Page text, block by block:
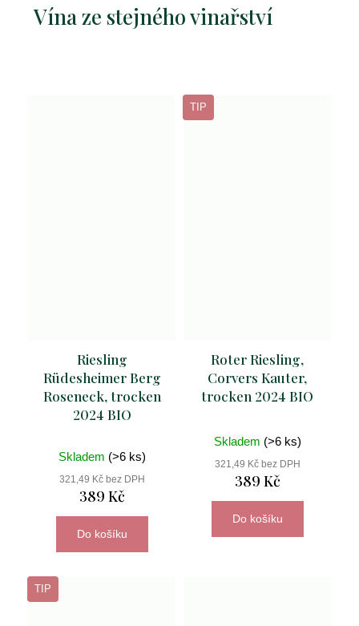
Vína ze stejného vinařství
Riesling
Rüdesheimer Berg
Roseneck, trocken
2024 BIO
Skladem (>6 ks)
321,49 Kč bez DPH
389 Kč
Do košíku
TIP
Roter Riesling,
Corvers Kauter,
trocken 2024 BIO
Skladem (>6 ks)
321,49 Kč bez DPH
389 Kč
Do košíku
TIP